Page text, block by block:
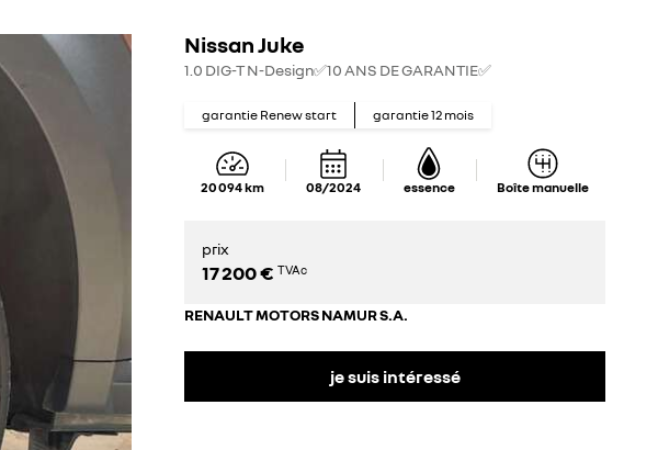
Nissan Juke
1.0 DIG-T N-Design✅10 ANS DE GARANTIE✅
garantie Renew start garantie12 mois
20 094km 08/2024 essence Boîte manuelle
prix
17 200 € TVAc
RENAULT MOTORS NAMUR S.A.
je suis intéressé